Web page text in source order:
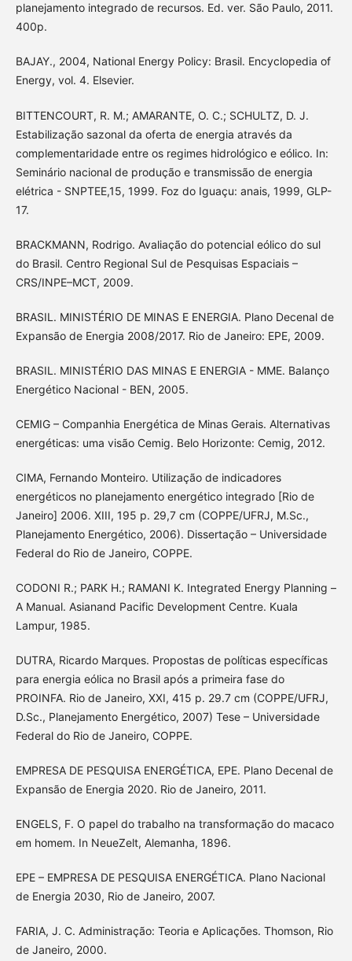
planejamento integrado de recursos. Ed. ver. São Paulo, 2011.
400p.
BAJAY., 2004, National Energy Policy: Brasil. Encyclopedia of
Energy, vol. 4. Elsevier.
BITTENCOURT, R. M.; AMARANTE, O. C.; SCHULTZ, D. J.
Estabilização sazonal da oferta de energia através da
complementaridade entre os regimes hidrológico e eólico. In:
Seminário nacional de produção e transmissão de energia
elétrica - SNPTEE,15, 1999. Foz do Iguaçu: anais, 1999, GLP-
17.
BRACKMANN, Rodrigo. Avaliação do potencial eólico do sul
do Brasil. Centro Regional Sul de Pesquisas Espaciais –
CRS/INPE–MCT, 2009.
BRASIL. MINISTÉRIO DE MINAS E ENERGIA. Plano Decenal de
Expansão de Energia 2008/2017. Rio de Janeiro: EPE, 2009.
BRASIL. MINISTÉRIO DAS MINAS E ENERGIA - MME. Balanço
Energético Nacional - BEN, 2005.
CEMIG – Companhia Energética de Minas Gerais. Alternativas
energéticas: uma visão Cemig. Belo Horizonte: Cemig, 2012.
CIMA, Fernando Monteiro. Utilização de indicadores
energéticos no planejamento energético integrado [Rio de
Janeiro] 2006. XIII, 195 p. 29,7 cm (COPPE/UFRJ, M.Sc.,
Planejamento Energético, 2006). Dissertação – Universidade
Federal do Rio de Janeiro, COPPE.
CODONI R.; PARK H.; RAMANI K. Integrated Energy Planning –
A Manual. Asianand Pacific Development Centre. Kuala
Lampur, 1985.
DUTRA, Ricardo Marques. Propostas de políticas específicas
para energia eólica no Brasil após a primeira fase do
PROINFA. Rio de Janeiro, XXI, 415 p. 29.7 cm (COPPE/UFRJ,
D.Sc., Planejamento Energético, 2007) Tese – Universidade
Federal do Rio de Janeiro, COPPE.
EMPRESA DE PESQUISA ENERGÉTICA, EPE. Plano Decenal de
Expansão de Energia 2020. Rio de Janeiro, 2011.
ENGELS, F. O papel do trabalho na transformação do macaco
em homem. In NeueZelt, Alemanha, 1896.
EPE – EMPRESA DE PESQUISA ENERGÉTICA. Plano Nacional
de Energia 2030, Rio de Janeiro, 2007.
FARIA, J. C. Administração: Teoria e Aplicações. Thomson, Rio
de Janeiro, 2000.